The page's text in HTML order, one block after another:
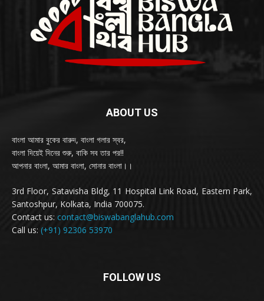
ABOUT US
বাংলা আমার বুকের বারুদ, বাংলা গলার স্বর,
বাংলা দিয়েই দিনের শুরু, বাকি সব তার পর!!
আপনার বাংলা, আমার বাংলা, সোনার বাংলা।।
3rd Floor, Satavisha Bldg, 11 Hospital Link Road, Eastern Park,
Santoshpur, Kolkata, India 700075.
Contact us: contact@biswabanglahub.com
Call us: (+91) 92306 53970
FOLLOW US